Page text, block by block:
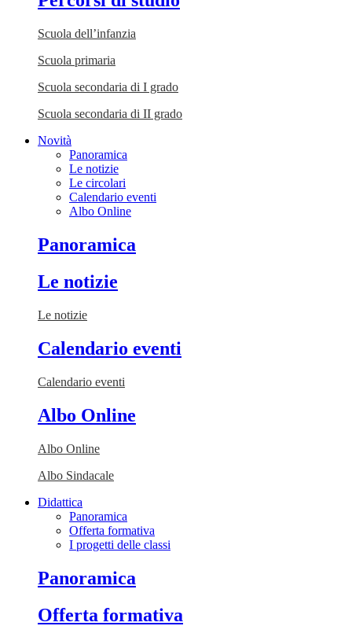
Scuola dell’infanzia
Scuola primaria
Scuola secondaria di I grado
Scuola secondaria di II grado
Novità
Panoramica
Le notizie
Le circolari
Calendario eventi
Albo Online
Panoramica
Le notizie
Le notizie
Calendario eventi
Calendario eventi
Albo Online
Albo Online
Albo Sindacale
Didattica
Panoramica
Offerta formativa
I progetti delle classi
Panoramica
Offerta formativa